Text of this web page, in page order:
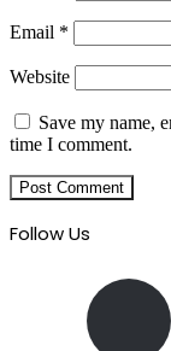
Email *
Website
Save my name,
time I comment.
Follow Us